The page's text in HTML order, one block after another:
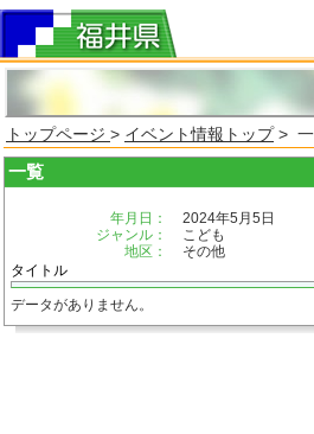
トップページ > イベント情報トップ> 一
一覧
年月日：
2024年5月5日
ジャンル：
こども
地区：
その他
タイトル
データがありません。